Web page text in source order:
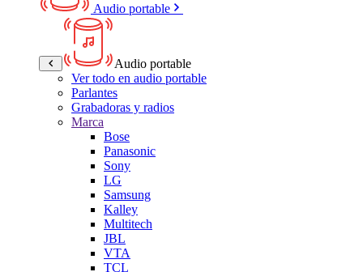
Audio portable
Audio portable
Ver todo en audio portable
Parlantes
Grabadoras y radios
Marca
Bose
Panasonic
Sony
LG
Samsung
Kalley
Multitech
JBL
VTA
TCL